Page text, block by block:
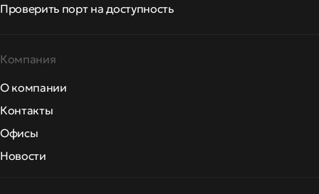
Проверить порт на доступность
Компания
О компании
Контакты
Офисы
Новости